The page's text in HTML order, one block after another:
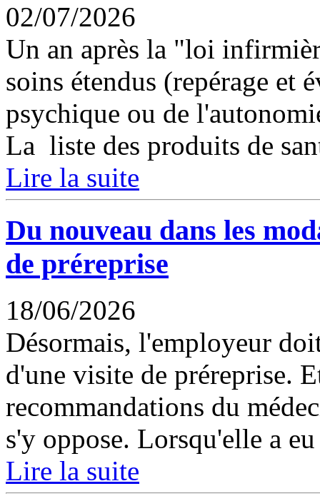
02/07/2026
Un an après la "loi
soins étendus (repérage et
psychique ou de
La liste des produits de
Lire la suite
Du nouveau dans les
de préreprise
18/06/2026
Désormais, l'employeur
d'une visite de préreprise.
recommandations du
s'y oppose. Lorsqu'elle a
Lire la suite